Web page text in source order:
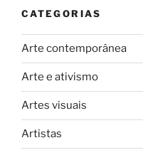
CATEGORIAS
Arte contemporânea
Arte e ativismo
Artes visuais
Artistas